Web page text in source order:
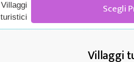
turistici
Scegli
Villaggi